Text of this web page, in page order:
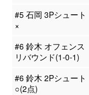
#5 石岡 3Pシュート
×
#6 鈴木 オフェンス
リバウンド(1-0-1)
#6 鈴木 2Pシュート
○(2点)